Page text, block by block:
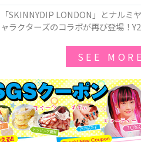
ー」が新発売！Q-pot CAFE.では「か
ゃのオバケーキプレート」も登場
「SKINNYDIP LONDON」とナルミ
ャラクターズのコラボが再び登場！
SEE MORE